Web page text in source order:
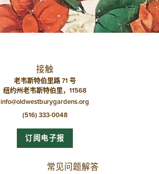
接触
老韦斯特伯里路 71 号
纽约州老韦斯特伯里，11568
info@oldwestburygardens.org
(516) 333-0048
订阅电子报
常见问题解答